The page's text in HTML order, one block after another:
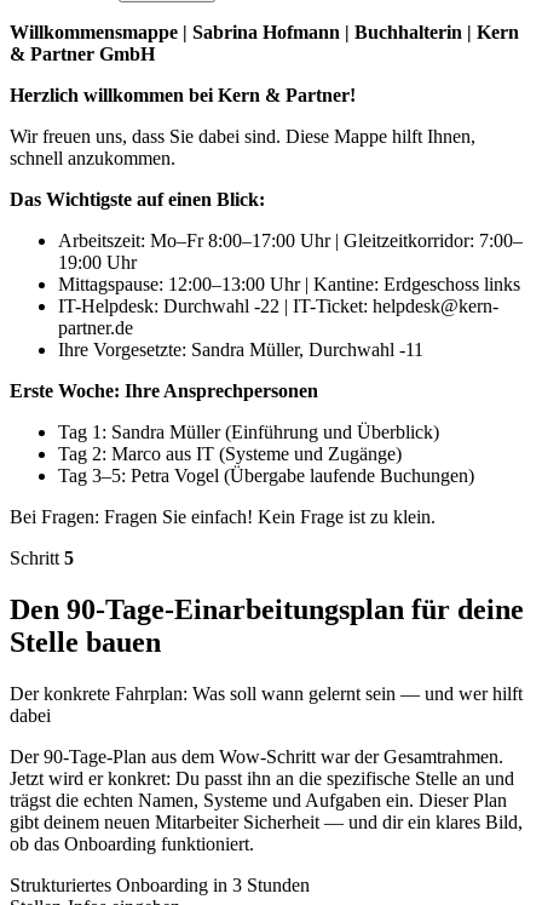
Willkommensmappe | Sabrina Hofmann | Buchhalterin | Kern
& Partner GmbH
Herzlich willkommen bei Kern & Partner!
Wir freuen uns, dass Sie dabei sind. Diese Mappe hilft Ihnen,
schnell anzukommen.
Das Wichtigste auf einen Blick:
Arbeitszeit: Mo–Fr 8:00–17:00 Uhr | Gleitzeitkorridor: 7:00–
19:00 Uhr
Mittagspause: 12:00–13:00 Uhr | Kantine: Erdgeschoss links
IT-Helpdesk: Durchwahl -22 | IT-Ticket: helpdesk@kern-
partner.de
Ihre Vorgesetzte: Sandra Müller, Durchwahl -11
Erste Woche: Ihre Ansprechpersonen
Tag 1: Sandra Müller (Einführung und Überblick)
Tag 2: Marco aus IT (Systeme und Zugänge)
Tag 3–5: Petra Vogel (Übergabe laufende Buchungen)
Bei Fragen: Fragen Sie einfach! Kein Frage ist zu klein.
Schritt 5
Den 90-Tage-Einarbeitungsplan für deine
Stelle bauen
Der konkrete Fahrplan: Was soll wann gelernt sein — und wer hilft
dabei
Der 90-Tage-Plan aus dem Wow-Schritt war der Gesamtrahmen.
Jetzt wird er konkret: Du passt ihn an die spezifische Stelle an und
trägst die echten Namen, Systeme und Aufgaben ein. Dieser Plan
gibt deinem neuen Mitarbeiter Sicherheit — und dir ein klares Bild,
ob das Onboarding funktioniert.
Strukturiertes Onboarding in 3 Stunden